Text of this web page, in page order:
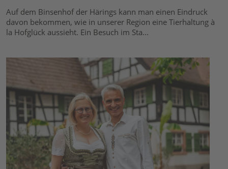
Auf dem Binsenhof der Härings kann man einen Eindruck
davon bekommen, wie in unserer Region eine Tierhaltung à
la Hofglück aussieht. Ein Besuch im Sta...